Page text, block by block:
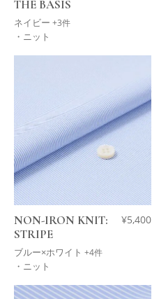
THE BASIS
ネイビー +3件
・ニット
NON-IRON KNIT:
STRIPE
ブルー×ホワイト +4件
¥5,400
・ニット